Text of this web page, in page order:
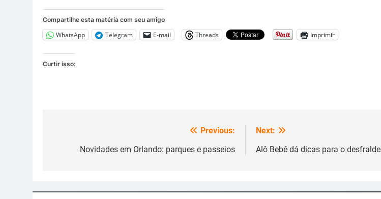
Compartilhe esta matéria com seu amigo
WhatsApp Telegram E-mail Threads Imprimir
Curtir isso:
Previous:
Novidades em Orlando: parques e passeios
Next:
Alô Bebê dá dicas para o desfralde